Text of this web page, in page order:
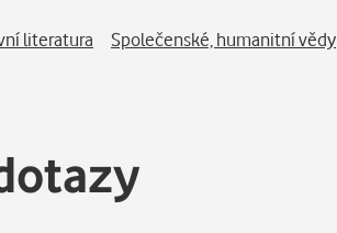
literatura Společenské, humanitní vědy